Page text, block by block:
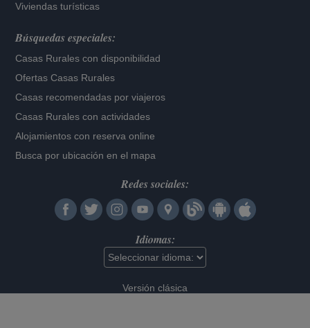
Viviendas turísticas
Búsquedas especiales:
Casas Rurales con disponibilidad
Ofertas Casas Rurales
Casas recomendadas por viajeros
Casas Rurales con actividades
Alojamientos con reserva online
Busca por ubicación en el mapa
Redes sociales:
Idiomas:
Versión clásica